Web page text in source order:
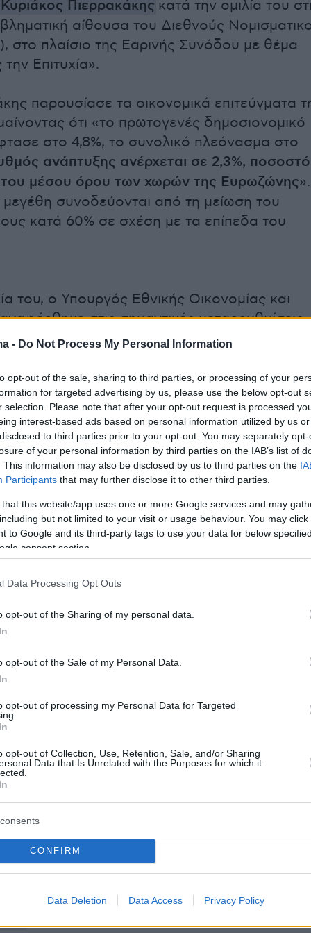
- Do Not Process My Personal Information
opt-out of the sale, sharing to third parties, or processing of your
for targeted advertising by us, please use the below opt-out
selection. Please note that after your opt-out request is processed
interest-based ads based on personal information utilized by us
to third parties prior to your opt-out. You may separately
of your personal information by third parties on the IAB’s list of
This information may also be disclosed by us to third parties on the
Participants that may further disclose it to other third parties.
that this website/app uses one or more Google services and may
but not limited to your visit or usage behaviour. You may
to Google and its third-party tags to use your data for below
consent section.
Data Processing Opt Outs
opt-out of the Sharing of my personal data.
opt-out of the Sale of my Personal Data.
opt-out of processing my Personal Data for Targeted
opt-out of Collection, Use, Retention, Sale, and/or Sharing
Data that Is Unrelated with the Purposes for which it
CONFIRM
Data Deletion Data Access Privacy Policy
Κυριάκος Πιερρακάκης κατά την ομιλία του
αίθουσα του Διεθνούς
στο πλαίσιο της Εαρινής Συνόδου με θέμα
Επιτυχία».
παρουσίασε τα οικονομικά επιτεύγματα
ότι «το πρωτογενές δημοσιονομικό
στο 4,8%, το συνολικό πλεόνασμα στο
ανάπτυξης ανέρχεται σε 2,3%, ποσοστό
του μέσου όρου των χωρών της Ευρωζώνης».
συνοδεύονται από τη μείωση του
κατά 60% σε σχέση με τα επίπεδα του
του, ο Υπουργός Εθνικής Οικονομίας και
στις σημαντικές μεταρρυθμίσεις
πολιτική που οδήγησαν στη σταθεροποίηση και
τη δημοσιονομική υπευθυνότητα. Η
δημοσιονομικούς κανόνες και οι
αλλαγές στη χώρα, οδήγησαν στην εδραίωση
από τις αγορές και τους θεσμούς.
να μεταφέρουμε το βάρος στις επόμενες
έκανε ιδιαίτερη μνεία στην εξυγίανση του
ο οποίος πλέον είναι σε θέση να
την πραγματική οικονομία.
αναφέρθηκε επίσης στο φαινόμενο του
την επιστροφή Ελλήνων που είχαν
στο εξωτερικό. «Οι Έλληνες έχουν αρχίσει να
κόστος αυτών των μεταρρυθμίσεων. Τώρα
μέρισμα. Το αφήγημα υπάρχει, έχουμε
αφομοιώσει τα μαθήματα της κρίσης και
να προχωρήσουμε μπροστά», σημείωσε.
του Έλληνα υπουργού αναφέρθηκαν με
στην πρόοδο της ελληνικής οικονομίας,
για «success story». Αξίζει να σημειωθεί ότι η
η μόνη χώρα από τα κράτη-μέλη του ΟΟΣΑ
να συμμετάσχει στη συζήτηση, ως παράδειγμα